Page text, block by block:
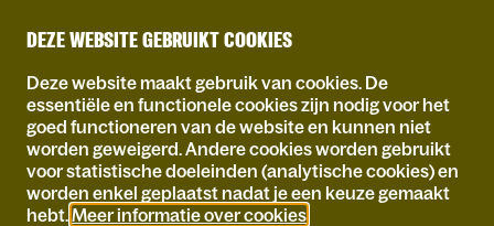
DEZE WEBSITE GEBRUIKT COOKIES
Deze website maakt gebruik van cookies. De
essentiële en functionele cookies zijn nodig voor het
goed functioneren van de website en kunnen niet
worden geweigerd. Andere cookies worden gebruikt
voor statistische doeleinden (analytische cookies) en
worden enkel geplaatst nadat je een keuze gemaakt
hebt. Meer informatie over cookies